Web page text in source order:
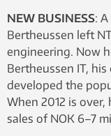
NEW BUSINESS:
Bertheussen left
engineering. Now
Bertheussen IT,
developed the
When 2012 is
sales of NOK 6–7